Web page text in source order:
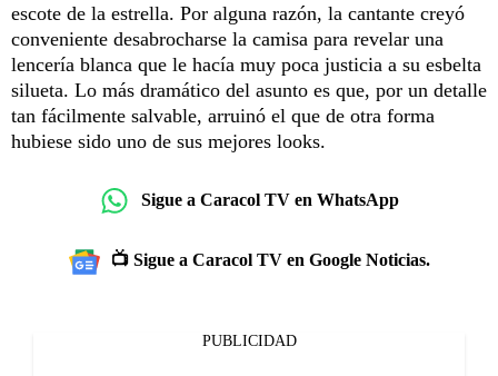
escote de la estrella. Por alguna razón, la cantante creyó
conveniente desabrocharse la camisa para revelar una
lencería blanca que le hacía muy poca justicia a su esbelta
silueta. Lo más dramático del asunto es que, por un detalle
tan fácilmente salvable, arruinó el que de otra forma
hubiese sido uno de sus mejores looks.
Sigue a Caracol TV en WhatsApp
📺 Sigue a Caracol TV en Google Noticias.
PUBLICIDAD